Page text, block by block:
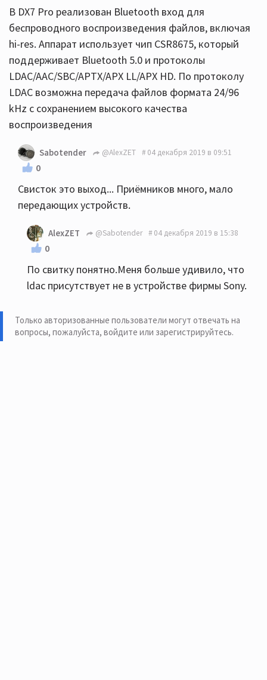
В DX7 Pro реализован Bluetooth вход для
беспроводного воспроизведения файлов, включая
hi-res. Аппарат использует чип CSR8675, который
поддерживает Bluetooth 5.0 и протоколы
LDAC/AAC/SBC/APTX/APX LL/APX HD. По протоколу
LDAC возможна передача файлов формата 24/96
kHz с сохранением высокого качества
воспроизведения
Sabotender @AlexZET 04 декабря 2019 в 09:51
0
Свисток это выход... Приёмников много, мало
передающих устройств.
AlexZET @Sabotender 04 декабря 2019 в 15:38
0
По свитку понятно.Меня больше удивило, что
ldac присутствует не в устройстве фирмы Sony.
Только авторизованные пользователи могут отвечать на
вопросы, пожалуйста, войдите или зарегистрируйтесь.